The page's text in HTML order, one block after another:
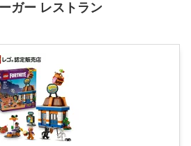
ガー レストラン